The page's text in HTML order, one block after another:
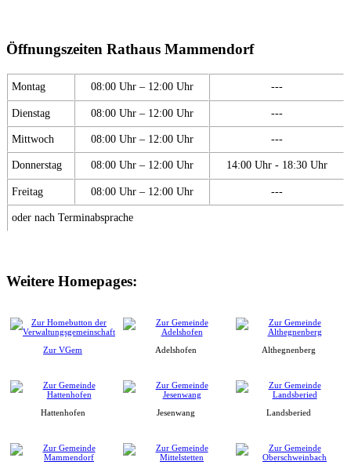
Öffnungszeiten Rathaus Mammendorf
Montag 08:00 Uhr – 12:00 Uhr ---
Dienstag 08:00 Uhr – 12:00 Uhr ---
Mittwoch 08:00 Uhr – 12:00 Uhr ---
Donnerstag 08:00 Uhr – 12:00 Uhr 14:00 Uhr - 18:30 Uhr
Freitag 08:00 Uhr – 12:00 Uhr ---
oder nach Terminabsprache
Weitere Homepages:
Zur VGem Adelshofen Althegnenberg
Hattenhofen Jesenwang Landsberied